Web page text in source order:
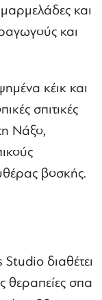
και
και
κέικ και
σπιτικές
Νάξο,
βοσκής.
διαθέτει
θεραπείες σπα